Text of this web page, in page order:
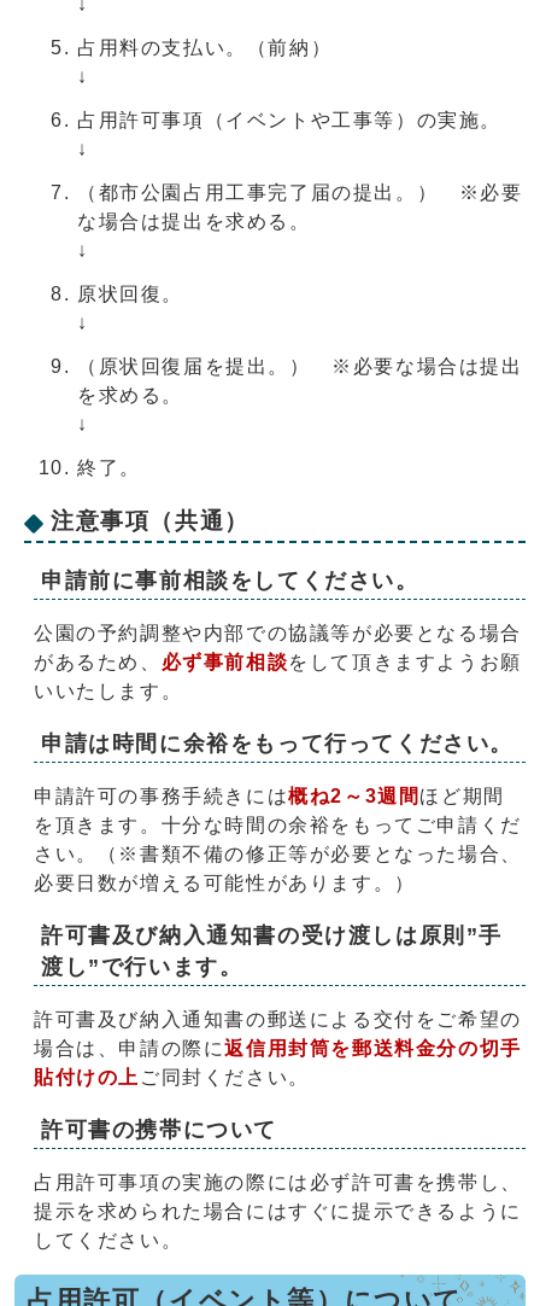
↓
占用料の支払い。（前納）
↓
占用許可事項（イベントや工事等）の実施。
↓
（都市公園占用工事完了届の提出。） ※必要
な場合は提出を求める。
↓
原状回復。
↓
（原状回復届を提出。） ※必要な場合は提出
を求める。
↓
終了。
注意事項（共通）
申請前に事前相談をしてください。
公園の予約調整や内部での協議等が必要となる場合
があるため、 必ず事前相談をして頂きますようお願
いいたします。
申請は時間に余裕をもって行ってください。
申請許可の事務手続きには概ね2～3週間 ほど期間
を頂きます。十分な時間の余裕をもってご申請くだ
さい。（※書類不備の修正等が必要となった場合、
必要日数が増える可能性があります。）
許可書及び納入通知書の受け渡しは原則”手
渡し”で行います。
許可書及び納入通知書の郵送による交付をご希望の
場合は、申請の際に返信用封筒を郵送料金分の切手
貼付けの上 ご同封ください。
許可書の携帯について
占用許可事項の実施の際には必ず許可書を携帯し、
提示を求められた場合にはすぐに提示できるように
してください。